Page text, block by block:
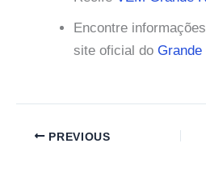
Encontre
site oficial do Grande
PREVIOUS